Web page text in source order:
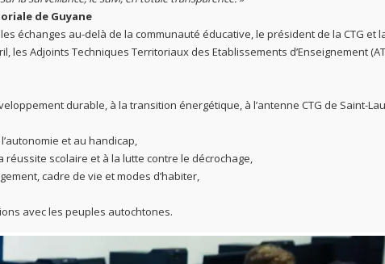
de Guyane
échanges au-delà de la communauté éducative, le président de la CTG et
Adjoints Techniques Territoriaux des Etablissements d’Enseignement
durable, à la transition énergétique, à l’antenne CTG de Saint-
et au handicap,
scolaire et à la lutte contre le décrochage,
cadre de vie et modes d’habiter,
avec les peuples autochtones.